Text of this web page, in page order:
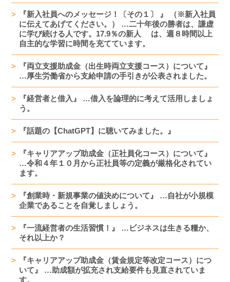
『新入社員へのメッセージ！〔その１〕 』 （※新入社員
に伝えてあげてください。） …二十年後の勝者は、謙虚
に学び続ける人です。17.9％の新人 は、週８時間以上
自主的な学習に時間を充てています。
『両立支援助成金（出生時両立支援コース）について』
…厚生労働省から支給申請の手引きが公表されました。
『経営者と借入』 …借入を論理的に考えて活用しましょ
う。
『話題の【ChatGPT】に聴いてみました。』
『キャリアアップ助成金（正社員化コース）について』
…令和４年１０月から正社員等の定義が厳格化されてい
ます。
『創業時・新規事業の値決めについて』 …自社が小規模
企業であることを自覚しましょう。
『一流経営者の生活習慣！』 …ビジネスは生きる糧か、
それ以上か？
『キャリアアップ助成金（賃金規定等改定コース）につ
いて』 …助成額が拡充され支給要件も見直されていま
す。